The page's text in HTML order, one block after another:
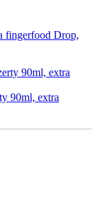
fingerfood Drop,
90ml, extra